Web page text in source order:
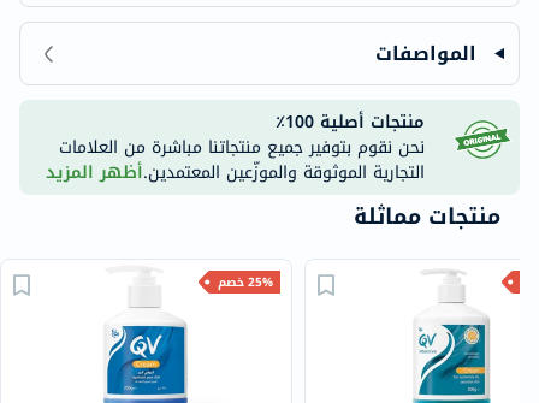
المواصفات
منتجات أصلية 100٪
نحن نقوم بتوفير جميع منتجاتنا مباشرة من العلامات
التجارية الموثوقة والموزّعين المعتمدين.أظهر المزيد
منتجات مماثلة
25% خصم